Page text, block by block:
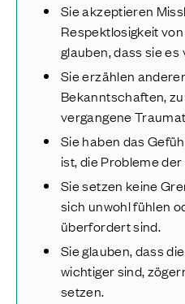
Sie akzeptieren
Respektlosigkeit
glauben, dass sie
Sie erzählen
Bekanntschaften,
vergangene
Sie haben das
ist, die Probleme
Sie setzen keine
sich unwohl fühlen
überfordert sind.
Sie glauben, dass
wichtiger sind,
setzen.